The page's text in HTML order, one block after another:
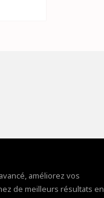
améliorez vos
de meilleurs résultats en